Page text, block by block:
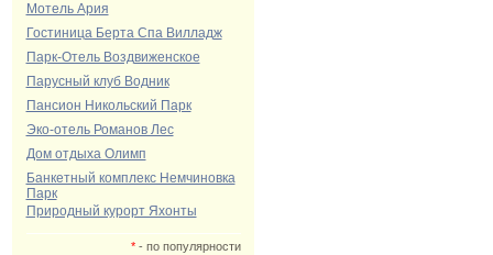
Мотель Ария
Гостиница Берта Спа Вилладж
Парк-Отель Воздвиженское
Парусный клуб Водник
Пансион Никольский Парк
Эко-отель Романов Лес
Дом отдыха Олимп
Банкетный комплекс Немчиновка
Парк
Природный курорт Яхонты
*- по популярности